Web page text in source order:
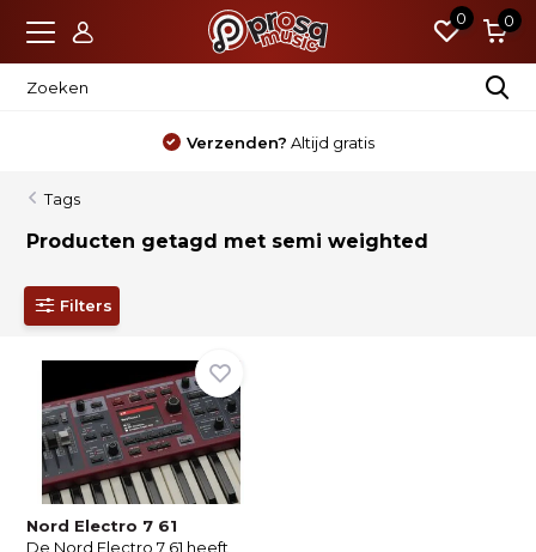
0 0
Verzenden? Altijd gratis
Tags
Producten getagd met semi weighted
Filters
Nord Electro 7 61
De Nord Electro 7 61 heeft